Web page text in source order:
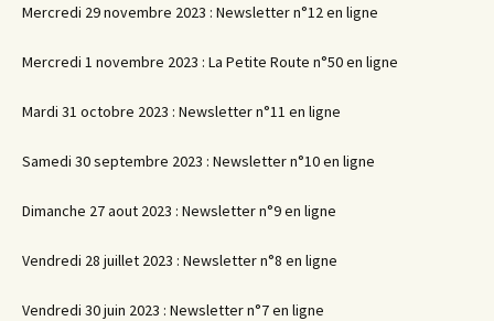
Mercredi 29 novembre 2023 : Newsletter n°12 en ligne
Mercredi 1 novembre 2023 : La Petite Route n°50 en ligne
Mardi 31 octobre 2023 : Newsletter n°11 en ligne
Samedi 30 septembre 2023 : Newsletter n°10 en ligne
Dimanche 27 aout 2023 : Newsletter n°9 en ligne
Vendredi 28 juillet 2023 : Newsletter n°8 en ligne
Vendredi 30 juin 2023 : Newsletter n°7 en ligne